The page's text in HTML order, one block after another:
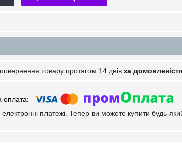
повернення товару протягом 14 днів за
електронні платежі. Тепер ви можете купити будь-